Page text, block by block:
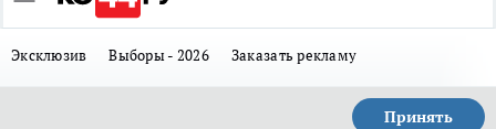
Эксклюзив Выборы - 2026 Заказать рекламу
Принять